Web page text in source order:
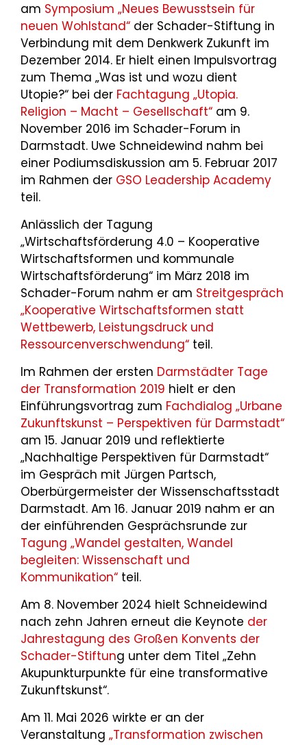
am Symposium „Neues Bewusstsein für
neuen Wohlstand“ der Schader-Stiftung in
Verbindung mit dem Denkwerk Zukunft im
Dezember 2014. Er hielt einen Impulsvortrag
zum Thema „Was ist und wozu dient
Utopie?“ bei der Fachtagung „Utopia.
Religion – Macht – Gesellschaft“ am 9.
November 2016 im Schader-Forum in
Darmstadt. Uwe Schneidewind nahm bei
einer Podiumsdiskussion am 5. Februar 2017
im Rahmen der GSO Leadership Academy
teil.
Anlässlich der Tagung
„Wirtschaftsförderung 4.0 – Kooperative
Wirtschaftsformen und kommunale
Wirtschaftsförderung“ im März 2018 im
Schader-Forum nahm er am Streitgespräch
„Kooperative Wirtschaftsformen statt
Wettbewerb, Leistungsdruck und
Ressourcenverschwendung“ teil.
Im Rahmen der ersten Darmstädter Tage
der Transformation 2019 hielt er den
Einführungsvortrag zum Fachdialog „Urbane
Zukunftskunst – Perspektiven für Darmstadt“
am 15. Januar 2019 und reflektierte
„Nachhaltige Perspektiven für Darmstadt“
im Gespräch mit Jürgen Partsch,
Oberbürgermeister der Wissenschaftsstadt
Darmstadt. Am 16. Januar 2019 nahm er an
der einführenden Gesprächsrunde zur
Tagung „Wandel gestalten, Wandel
begleiten: Wissenschaft und
Kommunikation“ teil.
Am 8. November 2024 hielt Schneidewind
nach zehn Jahren erneut die Keynote der
Jahrestagung des Großen Konvents der
Schader-Stiftung unter dem Titel „Zehn
Akupunkturpunkte für eine transformative
Zukunftskunst“.
Am 11. Mai 2026 wirkte er an der
Veranstaltung „Transformation zwischen